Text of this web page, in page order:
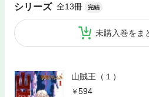
シリーズ 全13冊 完結
未購入巻をま
山賊王（１）
594